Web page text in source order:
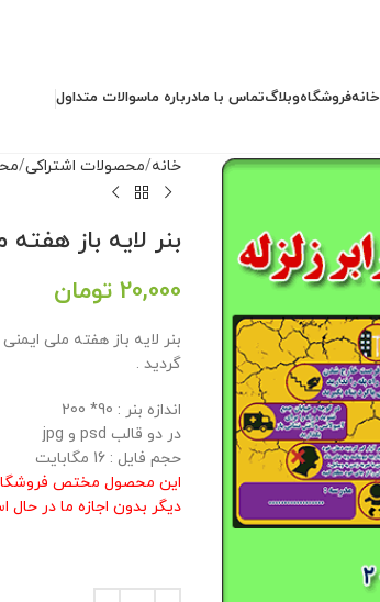
خانهفروشگاهوبلاگتماس با مادرباره ماسوالات متداول
خانه محصولات اشتراکی
بنر لایه باز هفته
20,000 تومان
گردید .
اندازه بنر : 90* 200
در دو قالب psd و jpg
حجم فایل : 16 مگابایت
این محصول مختص
دیگر بدون اجازه ما در